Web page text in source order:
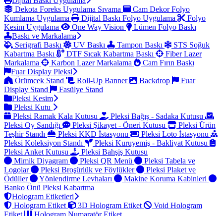
Dekota Foreks Uygulama Sıvama
Cam Dekor Folyo
Kumlama Uygulama
Dijital Baskı Folyo Uygulama
Folyo
Kesim Uygulama
One Way Vision
Lümen Folyo Baskı
Baskı ve Markalama
Serigrafi Baskı
UV Baskı Tampon Baskı
STS Soğuk
Kabartma Baskı
DTF Sıcak Kabartma Baskı
Fiber Lazer
Markalama
Karbon Lazer Markalama
Cam Fırın Baskı
Fuar Display Pleksi
Örümcek Stand
Roll-Up Banner Backdrop
Fuar
Display Stand
Fasülye Stand
Pleksi Kesim
Pleksi Kutu
Pleksi Ramak Kala Kutusu
Pleksi Bağış - Sadaka Kutusu
Pleksi Oy Sandığı
Pleksi Şikayet - Öneri Kutusu
Pleksi Ürün
Teşhir Standı
Pleksi KKD İstasyonu
Pleksi Loto İstasyonu
Pleksi Koleksiyon Standı
Pleksi Kuruyemiş - Bakliyat Kutusu
Pleksi Anket Kutusu
Pleksi Bahşiş Kutusu
Mimik Diyagram
Pleksi QR Menü
Pleksi Tabela ve
Logolar
Pleksi Broşürlük ve Föylükler
Pleksi Plaket ve
Ödüller
Yönlendirme Levhaları
Makine Koruma Kabinleri
Banko Önü Pleksi Kabartma
Hologram Etiketleri
Hologram Etiket
3D Hologram Etiket
Void Hologram
Etiket
Hologram Numaratör Etiket